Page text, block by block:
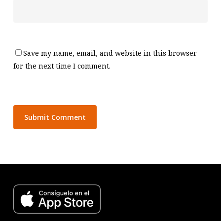
Save my name, email, and website in this browser
for the next time I comment.